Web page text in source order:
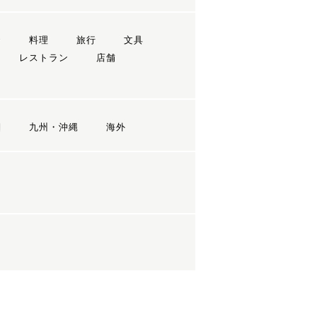
料理 旅行
文具
レストラン
店舗
九州・沖縄 海外